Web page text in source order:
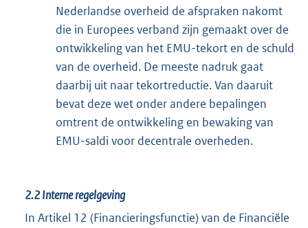
Nederlandse overheid de afspraken nakomt
die in Europees verband zijn gemaakt over de
ontwikkeling van het EMU-tekort en de schuld
van de overheid. De meeste nadruk gaat
daarbij uit naar tekortreductie. Van daaruit
bevat deze wet onder andere bepalingen
omtrent de ontwikkeling en bewaking van
EMU-saldi voor decentrale overheden.
2.2Interne regelgeving
In Artikel 12 (Financieringsfunctie) van de Financiële